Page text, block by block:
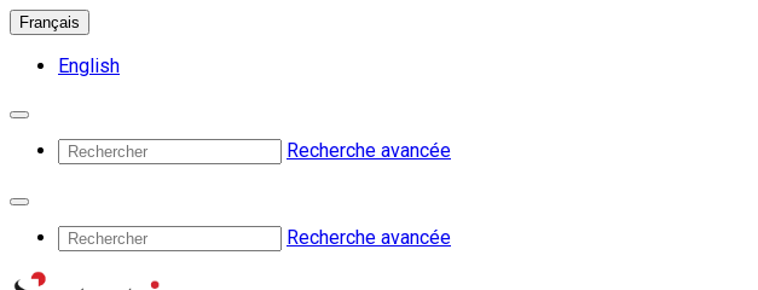
Français
English
Recherche avancée
Recherche avancée